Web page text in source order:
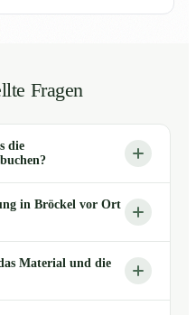
Fragen
die
in Bröckel vor Ort
Material und die